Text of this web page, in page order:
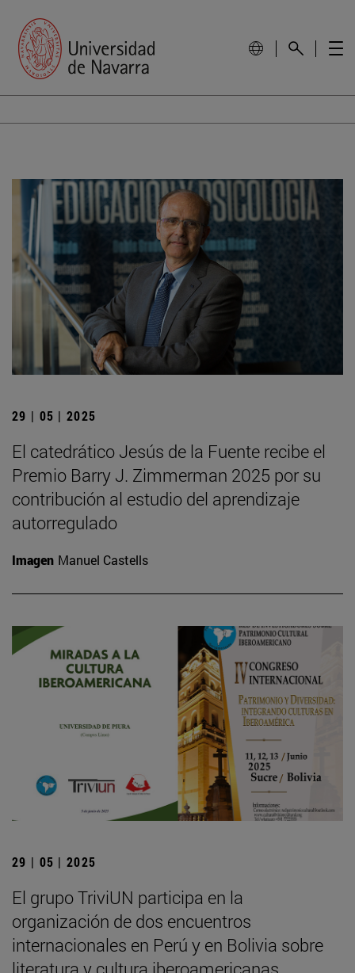
29 | 05 | 2025
El catedrático Jesús de la Fuente recibe el
Premio Barry J. Zimmerman 2025 por su
contribución al estudio del aprendizaje
autorregulado
Imagen Manuel Castells
29 | 05 | 2025
El grupo TriviUN participa en la
organización de dos encuentros
internacionales en Perú y en Bolivia sobre